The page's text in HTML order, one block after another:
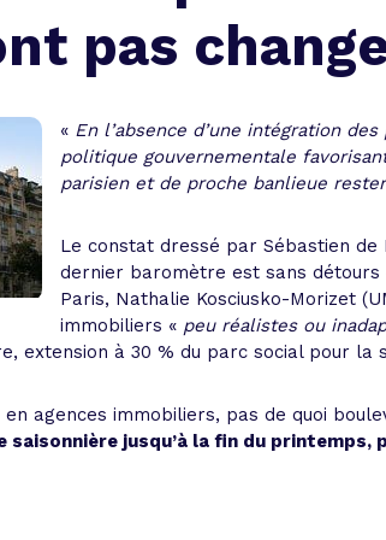
Tous les outils
de notre expertise au meilleur taux
votre prêt conso au meilleur taux !
de notre expertise en
pas
« En l’absence d’une intégration
politique gouvernementale
parisien et de proche banlieue
Le constat dressé par Sébastien
dernier baromètre est sans détours
Paris, Nathalie Kosciusko-Morizet
immobiliers « peu réalistes ou
extension à 30 % du parc social pour la
agences immobiliers, pas de quoi
saisonnière jusqu’à la fin du printemps,